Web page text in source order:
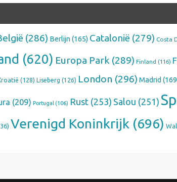
(286) Berlijn(165) Catalonië (279) Costa
(620) Europa Park (289) Finland (116)
(128) Liseberg (126) London (296) Madrid
(209) Portugal (106) Rust (253) Salou (251)
Verenigd Koninkrijk (696)